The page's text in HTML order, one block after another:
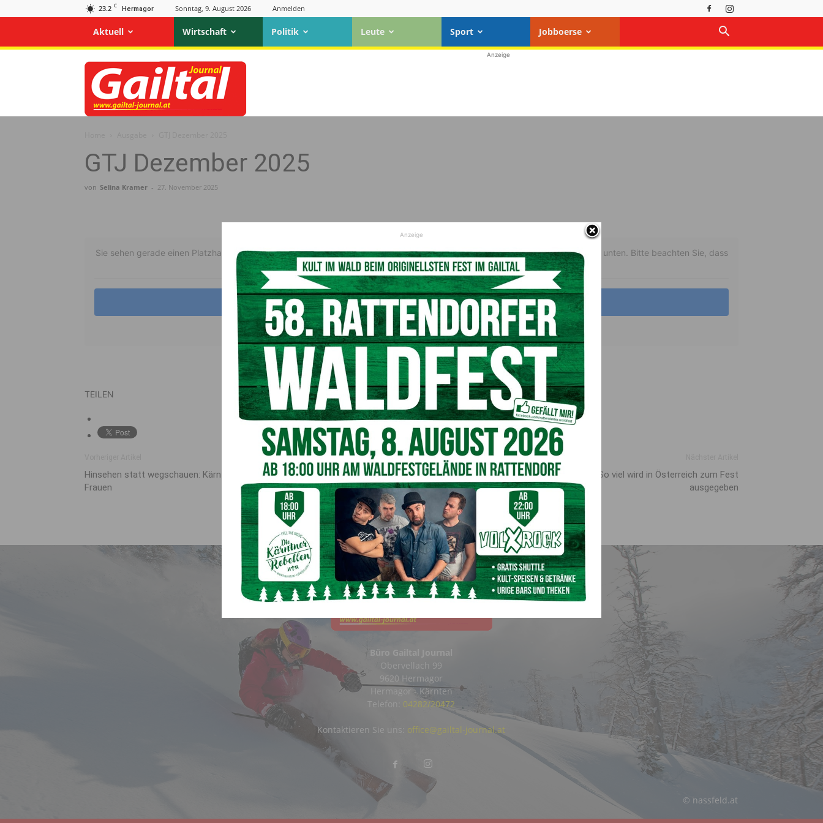
23.2 C Hermagor Sonntag, 9. August 2026 Anmelden
Aktuell Wirtschaft Politik Leute Sport Jobboerse
Gailtal
Journal
Anzeige
GTJ Dezember 2025
von Selina Kramer - 27. November 2025
Sie sehen gerade einen Platzhalterinhalt vonStandard. Um auf den eigentlichen Inhalt zuzugreifen, klicken Sie auf den Button unten. Bitte beachten Sie, dass
dabei Daten an Drittanbieter weitergegeben werden.
Inhalt entsperren
Weitere Informationen
TEILEN
Hinsehen statt wegschauen: Kärnten macht sich stark gegen Gewalt an
Frauen
Schon im Weihnachtstrubel? – So viel wird in Österreich zum Fest
ausgegeben
Büro Gailtal Journal
Obervellach 99
9620 Hermagor
Hermagor - Kärnten
Telefon: 04282/20472
© nassfeld.at
Kontaktieren Sie uns: office@gailtal-journal.at
Anzeige